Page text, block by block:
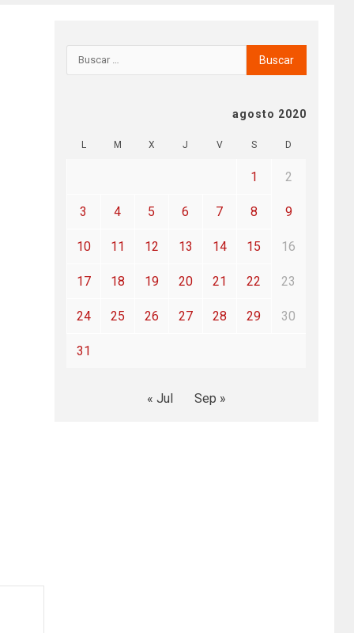
agosto 2020
L M X J V S D
1 2
3 4 5 6 7 8 9
10 11 12 13 14 15 16
17 18 19 20 21 22 23
24 25 26 27 28 29 30
31
« Jul Sep »